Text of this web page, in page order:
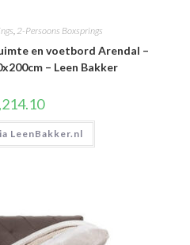
,2-Persoons Boxsprings
en voetbord Arendal –
– Leen Bakker
LeenBakker.nl